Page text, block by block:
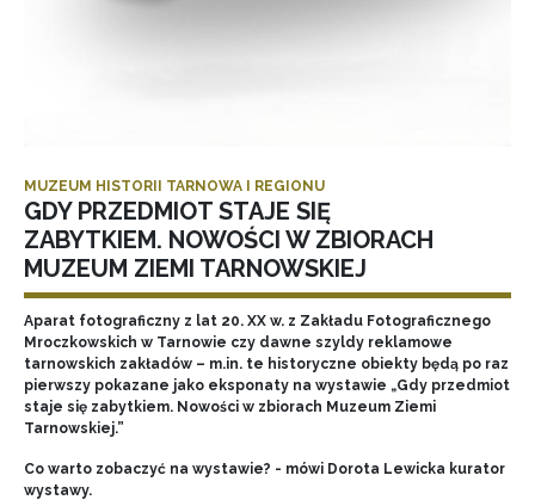
MUZEUM HISTORII TARNOWA I REGIONU
GDY PRZEDMIOT STAJE SIĘ
ZABYTKIEM. NOWOŚCI W ZBIORACH
MUZEUM ZIEMI TARNOWSKIEJ
Aparat fotograficzny z lat 20. XX w. z Zakładu Fotograficznego
Mroczkowskich w Tarnowie czy dawne szyldy reklamowe
tarnowskich zakładów – m.in. te historyczne obiekty będą po raz
pierwszy pokazane jako eksponaty na wystawie „Gdy przedmiot
staje się zabytkiem. Nowości w zbiorach Muzeum Ziemi
Tarnowskiej.”
Co warto zobaczyć na wystawie? - mówi Dorota Lewicka kurator
wystawy.